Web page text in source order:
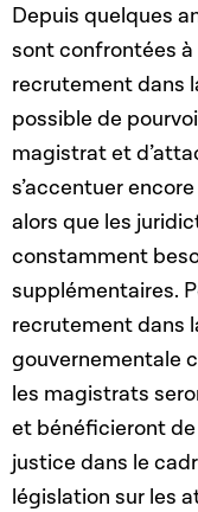
Depuis quelques
sont confrontées
recrutement dans
possible de
magistrat et
s’accentuer
alors que les
constamment
supplémentaires.
recrutement dans
gouvernementale
les magistrats
et bénéficieront de
justice dans le
législation sur les